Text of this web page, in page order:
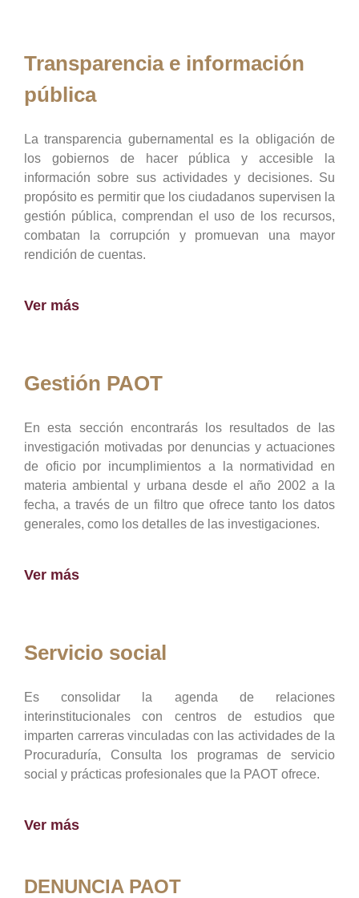
Transparencia e información
pública
La transparencia gubernamental es la obligación de
los gobiernos de hacer pública y accesible la
información sobre sus actividades y decisiones. Su
propósito es permitir que los ciudadanos supervisen la
gestión pública, comprendan el uso de los recursos,
combatan la corrupción y promuevan una mayor
rendición de cuentas.
Ver más
Gestión PAOT
En esta sección encontrarás los resultados de las
investigación motivadas por denuncias y actuaciones
de oficio por incumplimientos a la normatividad en
materia ambiental y urbana desde el año 2002 a la
fecha, a través de un filtro que ofrece tanto los datos
generales, como los detalles de las investigaciones.
Ver más
Servicio social
Es consolidar la agenda de relaciones
interinstitucionales con centros de estudios que
imparten carreras vinculadas con las actividades de la
Procuraduría, Consulta los programas de servicio
social y prácticas profesionales que la PAOT ofrece.
Ver más
DENUNCIA PAOT